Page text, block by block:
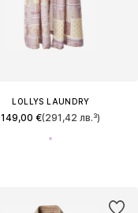
LOLLYS LAUNDRY
149,00 €(291,42 лв.³)